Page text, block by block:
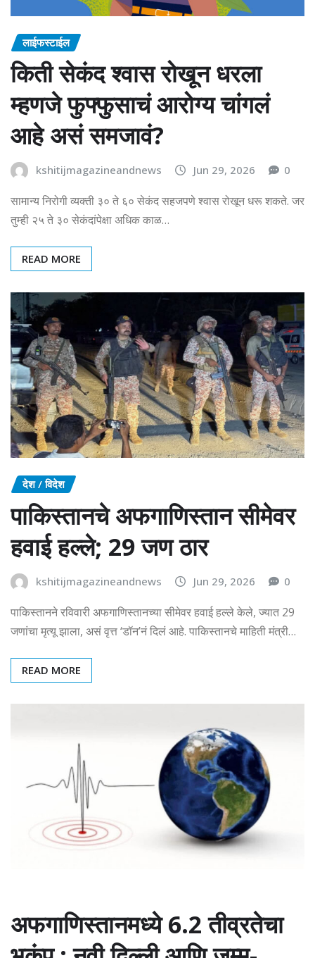
लाईफस्टाईल
किती सेकंद श्वास रोखून धरला
म्हणजे फुफ्फुसाचं आरोग्य चांगलं
आहे असं समजावं?
kshitijmagazineandnews Jun 29, 2026 0
सामान्य निरोगी व्यक्ती ३० ते ६० सेकंद सहजपणे श्वास रोखून धरू शकते. जर
तुम्ही २५ ते ३० सेकंदांपेक्षा अधिक काळ…
READ MORE
देश / विदेश
पाकिस्तानचे अफगाणिस्तान सीमेवर
हवाई हल्ले; 29 जण ठार
kshitijmagazineandnews Jun 29, 2026 0
पाकिस्तानने रविवारी अफगाणिस्तानच्या सीमेवर हवाई हल्ले केले, ज्यात 29
जणांचा मृत्यू झाला, असं वृत्त ‘डॉन’नं दिलं आहे. पाकिस्तानचे माहिती मंत्री…
READ MORE
अफगाणिस्तानमध्ये 6.2 तीव्रतेचा